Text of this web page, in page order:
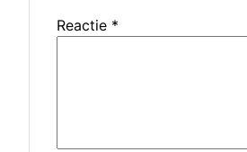
Reactie *